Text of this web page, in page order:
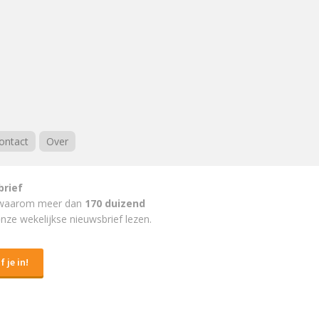
Over
meer dan 170 duizend
wekelijkse nieuwsbrief lezen.
je in!